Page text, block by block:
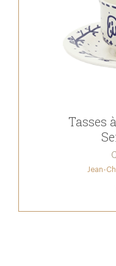
Tasses
Jean-